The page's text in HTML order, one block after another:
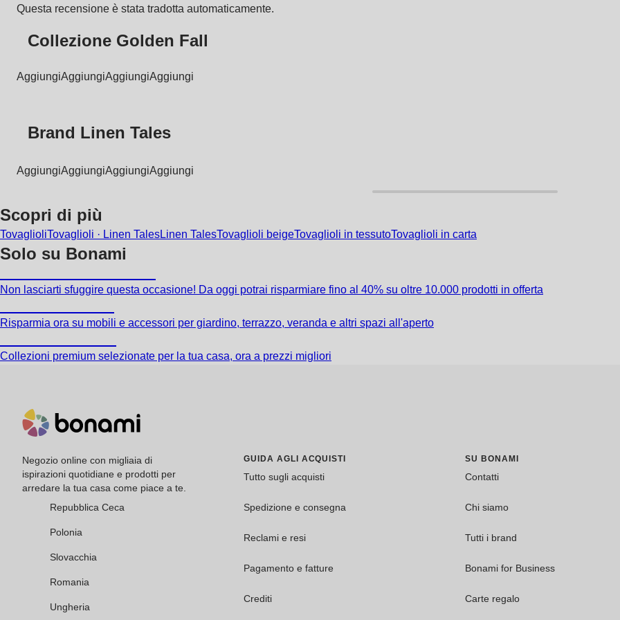
Questa recensione è stata tradotta automaticamente.
Collezione Golden Fall
AggiungiAggiungiAggiungiAggiungi
Brand Linen Tales
AggiungiAggiungiAggiungiAggiungi
Scopri di più
TovaglioliTovaglioli · Linen TalesLinen TalesTovaglioli beigeTovaglioli in tessutoTovaglioli in carta
Solo su Bonami
Non lasciarti sfuggire questa occasione! Da oggi potrai risparmiare fino al 40% su oltre 10.000 prodotti in offerta
Risparmia ora su mobili e accessori per giardino, terrazzo, veranda e altri spazi all'aperto
Collezioni premium selezionate per la tua casa, ora a prezzi migliori
Negozio online con migliaia di
ispirazioni quotidiane e prodotti per
arredare la tua casa come piace a te.
Repubblica Ceca
Polonia
Slovacchia
Romania
Ungheria
GUIDA AGLI ACQUISTI
Tutto sugli acquisti
Spedizione e consegna
Reclami e resi
Pagamento e fatture
Crediti
SU BONAMI
Contatti
Chi siamo
Tutti i brand
Bonami for Business
Carte regalo